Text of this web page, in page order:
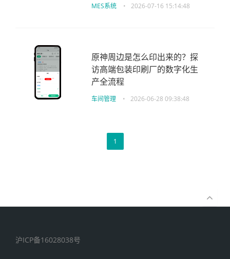
MES系统 • 2026-07-16 15:14:48
原神周边是怎么印出来的？探
访高端包装印刷厂的数字化生
产全流程
车间管理 • 2026-06-28 09:38:48
1
沪ICP备16028038号